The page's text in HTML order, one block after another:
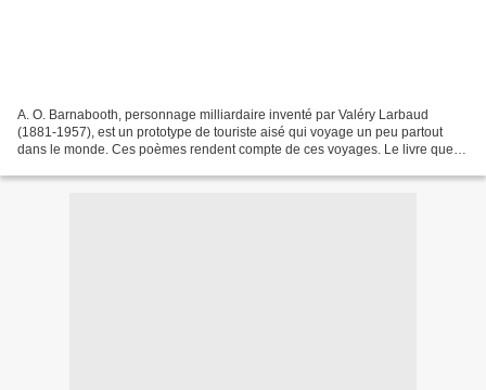
A. O. Barnabooth, personnage milliardaire inventé par Valéry Larbaud
(1881-1957), est un prototype de touriste aisé qui voyage un peu partout
dans le monde. Ces poèmes rendent compte de ces voyages. Le livre que